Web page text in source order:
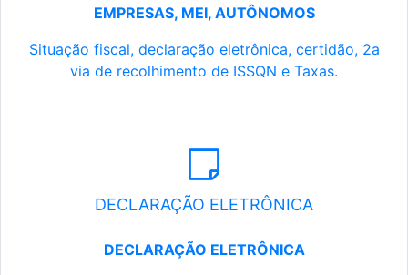
EMPRESAS, MEI, AUTÔNOMOS
Situação fiscal, declaração eletrônica, certidão, 2a
via de recolhimento de ISSQN e Taxas.
DECLARAÇÃO ELETRÔNICA
DECLARAÇÃO ELETRÔNICA